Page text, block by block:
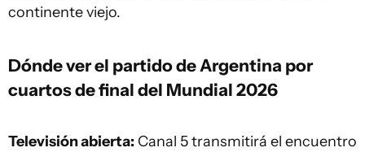
continente viejo.
Dónde ver el partido de Argentina por
cuartos de final del Mundial 2026
Televisión abierta: Canal 5 transmitirá el encuentro